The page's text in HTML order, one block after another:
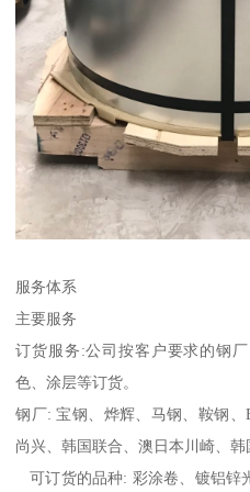
服务体系
主要服务
订货服务:公司按客户要求的钢
色、涂层等订货。
钢厂: 宝钢、烨辉、马钢、鞍钢
尚兴、韩国联合、澳日本川崎、韩
可订货的品种: 彩涂卷、镀铝锌